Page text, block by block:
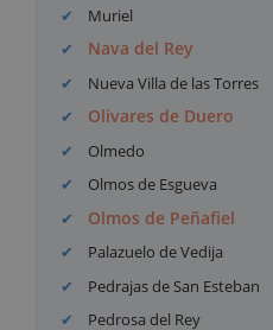
Muriel
Nava del Rey
Nueva Villa de las Torres
Olivares de Duero
Olmedo
Olmos de Esgueva
Olmos de Peñafiel
Palazuelo de Vedija
Pedrajas de San Esteban
Pedrosa del Rey